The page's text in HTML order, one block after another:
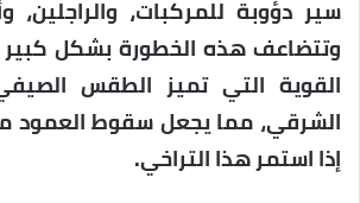
سير دؤوبة للمركبات، والراجلين،
وتتضاعف هذه الخطورة بشكل كبير
القوية التي تميز الطقس
الشرقي، مما يجعل سقوط
إذا استمر هذا التراخي.